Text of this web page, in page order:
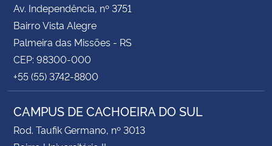
Av. Independência, nº 3751
Bairro Vista Alegre
Palmeira das Missões - RS
CEP: 98300-000
+55 (55) 3742-8800
CAMPUS DE CACHOEIRA DO SUL
Rod. Taufik Germano, nº 3013